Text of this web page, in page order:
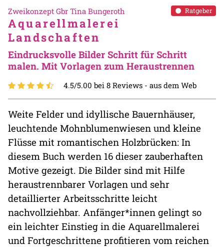
Ratgeber
Zweikonzept Gbr Tina Bungeroth
Aquarellmalerei
Landschaften
Eindrucksvolle Bilder Schritt für Schritt
malen. Mit Vorlagen zum Heraustrennen
4.5/5.00 bei 8 Reviews - aus dem Web
Weite Felder und idyllische Bauernhäuser,
leuchtende Mohnblumenwiesen und kleine
Flüsse mit romantischen Holzbrücken: In
diesem Buch werden 16 dieser zauberhaften
Motive gezeigt. Die Bilder sind mit Hilfe
heraustrennbarer Vorlagen und sehr
detaillierter Arbeitsschritte leicht
nachvollziehbar. Anfänger*innen gelingt so
ein leichter Einstieg in die Aquarellmalerei
und Fortgeschrittene profitieren vom reichen